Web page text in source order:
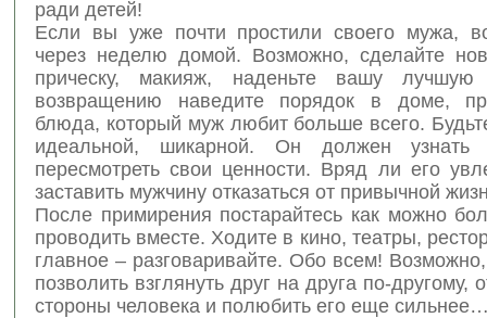
ради детей!
Если вы уже почти простили своего мужа,
через неделю домой. Возможно, сделайте
прическу, макияж, наденьте вашу
возвращению наведите порядок в доме,
блюда, который муж любит больше всего.
идеальной, шикарной. Он должен узнать
пересмотреть свои ценности. Вряд ли его
заставить мужчину отказаться от привычной
После примирения постарайтесь как можно
проводить вместе. Ходите в кино, театры,
главное – разговаривайте. Обо всем!
позволить взглянуть друг на друга по-другому,
стороны человека и полюбить его еще